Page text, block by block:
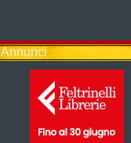
Annunci